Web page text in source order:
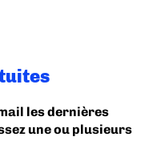
les dernières
une ou plusieurs